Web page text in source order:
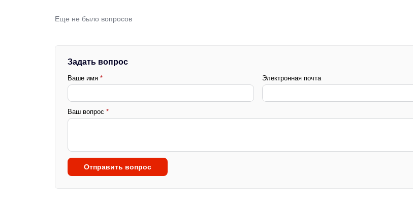
Еще не было вопросов
Задать вопрос
Ваше имя * Электронная почта
Ваш вопрос *
Отправить вопрос